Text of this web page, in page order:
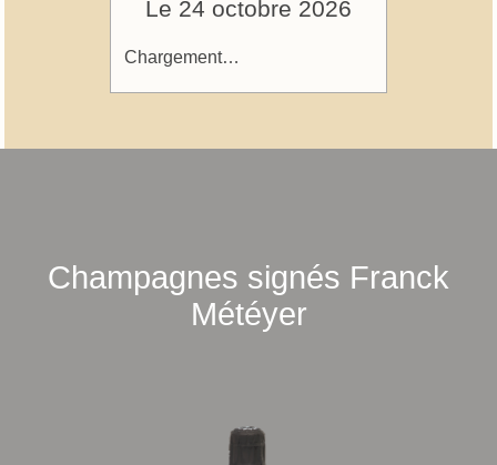
Le 24 octobre 2026
Chargement…
Champagnes signés Franck
Météyer